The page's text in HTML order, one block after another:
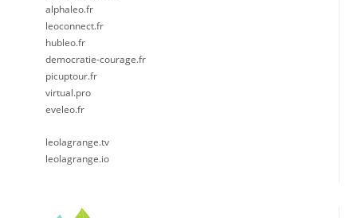
alphaleo.fr
leoconnect.fr
hubleo.fr
democratie-courage.fr
picuptour.fr
virtual.pro
eveleo.fr
leolagrange.tv
leolagrange.io